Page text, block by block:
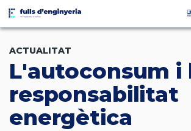
Vés
contingut
ACTUALITAT
L'autoconsum i
responsabilitat
energètica